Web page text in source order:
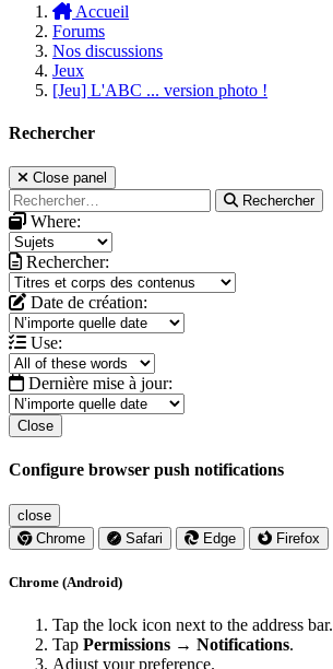
Accueil
Forums
Nos discussions
Jeux
[Jeu] L'ABC ... version photo !
Rechercher
Close panel
Rechercher
Where:
Rechercher:
Date de création:
Use:
Dernière mise à jour:
Close
Configure browser push notifications
close
Chrome
Safari Edge Firefox
Chrome (Android)
Tap the lock icon next to the address bar.
Tap Permissions → Notifications.
Adjust your preference.